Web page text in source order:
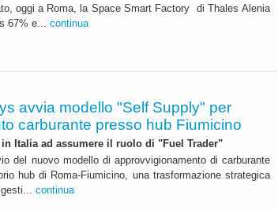
oggi a Roma, la Space Smart Factory di Thales Alenia
67% e... continua
avvia modello "Self Supply" per
carburante presso hub Fiumicino
Italia ad assumere il ruolo di "Fuel Trader"
del nuovo modello di approvvigionamento di carburante
hub di Roma-Fiumicino, una trasformazione strategica
continua